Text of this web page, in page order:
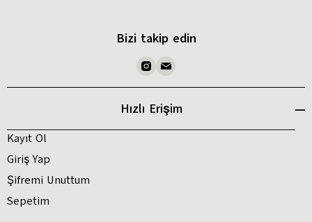
Bizi takip edin
Hızlı Erişim
Kayıt Ol
Giriş Yap
Şifremi Unuttum
Sepetim